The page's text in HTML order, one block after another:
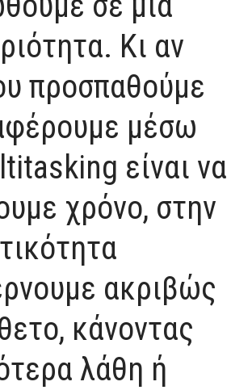
Κι αν
προσπαθούμε
μέσω
είναι να
χρόνο, στην
ακριβώς
κάνοντας
λάθη ή